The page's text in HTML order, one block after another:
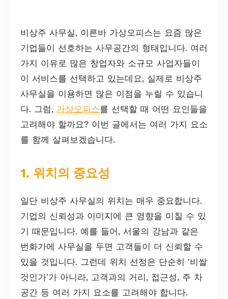
비상주 사무실, 이른바 가상오피스는 요즘 많은
기업들이 선호하는 사무공간의 형태입니다. 여러
가지 이유로 많은 창업자와 소규모 사업자들이
이 서비스를 선택하고 있는데요, 실제로 비상주
사무실을 이용하면 많은 이점을 누릴 수 있습니
다. 그럼, 가상오피스를 선택할 때 어떤 요인들을
고려해야 할까요? 이번 글에서는 여러 가지 요소
를 함께 살펴보겠습니다.
1. 위치의 중요성
일단 비상주 사무실의 위치는 매우 중요합니다.
기업의 신뢰성과 이미지에 큰 영향을 미칠 수 있
기 때문입니다. 예를 들어, 서울의 강남과 같은
번화가에 사무실을 두면 고객들이 더 신뢰할 수
있을 것입니다. 그런데 위치 선정은 단순히 '비쌀
것인가'가 아니라, 고객과의 거리, 접근성, 주 차
공간 등 여러 가지 요소를 고려해야 합니다.